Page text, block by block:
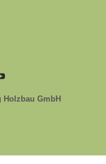
Holzbau GmbH